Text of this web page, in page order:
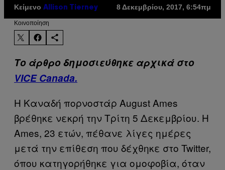
Κείμενο Allison Tierney 8 Δεκεμβρίου, 2017, 6:54πμ
Kοινοποίηση
Το άρθρο δημοσιεύθηκε αρχικά στο
VICE Canada.
Η Καναδή πορνοστάρ August Ames
βρέθηκε νεκρή την Τρίτη 5 Δεκεμβρίου. Η
Ames, 23 ετών, πέθανε λίγες ημέρες
μετά την επίθεση που δέχθηκε στο Twitter,
όπου κατηγορήθηκε για ομοφοβία, όταν